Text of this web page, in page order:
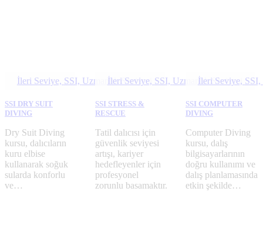
İleri Seviye, SSI, Uzmanlık Seviyesi
SSI DRY SUIT
DIVING
Dry Suit Diving
kursu, dalıcıların
kuru elbise
kullanarak soğuk
sularda konforlu
ve…
İleri Seviye, SSI, Uzmanlık Seviyesi
SSI STRESS &
RESCUE
Tatil dalıcısı için
güvenlik seviyesi
artışı, kariyer
hedefleyenler için
profesyonel
zorunlu basamaktır.
İleri Seviye, SSI,
SSI COMPUTER
DIVING
Computer Diving
kursu, dalış
bilgisayarlarının
doğru kullanımı ve
dalış planlamasında
etkin şekilde…